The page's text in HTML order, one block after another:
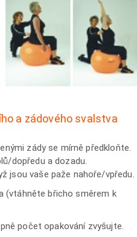
a zádového svalstva
zády se mírně předkloňte.
dopředu a dozadu.
jsou vaše paže nahoře/vpředu.
(vtáhněte břicho směrem k
počet opakování zvyšujte.